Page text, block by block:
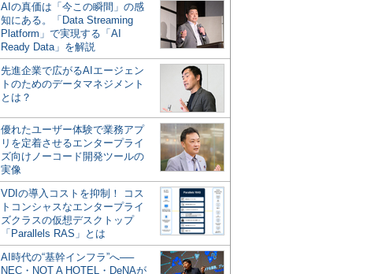
AIの真価は「今この瞬間」の感
知にある。「Data Streaming
Platform」で実現する「AI
Ready Data」を解説
先進企業で広がるAIエージェン
トのためのデータマネジメント
とは？
優れたユーザー体験で業務アプ
リを定着させるエンタープライ
ズ向けノーコード開発ツールの
実像
VDIの導入コストを抑制！ コス
トコンシャスなエンタープライ
ズクラスの仮想デスクトップ
「Parallels RAS」とは
AI時代の“基幹インフラ”へ──
NEC・NOT A HOTEL・DeNAが